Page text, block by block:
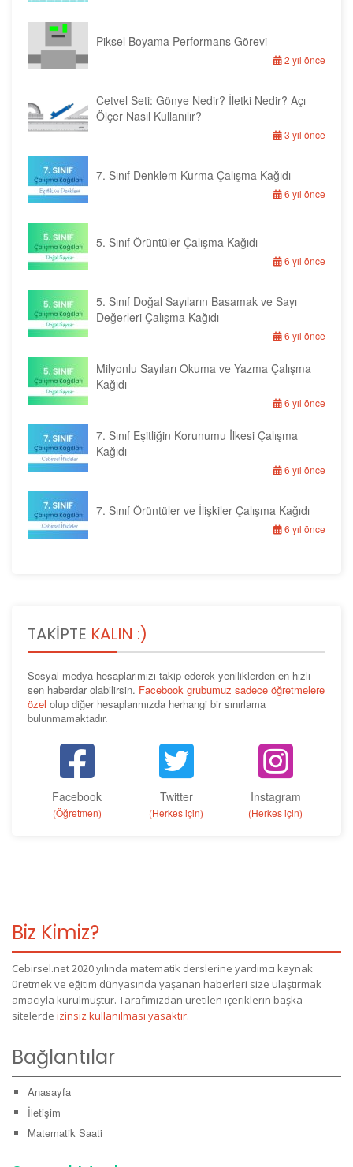
Piksel Boyama Performans Görevi
2 yıl önce
Cetvel Seti: Gönye Nedir? İletki Nedir? Açı
Ölçer Nasıl Kullanılır?
3 yıl önce
7. Sınıf Denklem Kurma Çalışma Kağıdı
6 yıl önce
5. Sınıf Örüntüler Çalışma Kağıdı
6 yıl önce
5. Sınıf Doğal Sayıların Basamak ve Sayı
Değerleri Çalışma Kağıdı
6 yıl önce
Milyonlu Sayıları Okuma ve Yazma Çalışma
Kağıdı
6 yıl önce
7. Sınıf Eşitliğin Korunumu İlkesi Çalışma
Kağıdı
6 yıl önce
7. Sınıf Örüntüler ve İlişkiler Çalışma Kağıdı
6 yıl önce
TAKIPTE KALIN :)
Sosyal medya hesaplarımızı takip ederek yeniliklerden en hızlı
sen haberdar olabilirsin. Facebook grubumuz sadece öğretmelere
özel olup diğer hesaplarımızda herhangi bir sınırlama
bulunmamaktadır.
Facebook
(Öğretmen)
Twitter
(Herkes için)
Instagram
(Herkes için)
Biz Kimiz?
Cebirsel.net 2020 yılında matematik derslerine yardımcı kaynak
üretmek ve eğitim dünyasında yaşanan haberleri size ulaştırmak
amacıyla kurulmuştur. Tarafımızdan üretilen içeriklerin başka
sitelerde izinsiz kullanılması yasaktır.
Bağlantılar
Anasayfa
İletişim
Matematik Saati